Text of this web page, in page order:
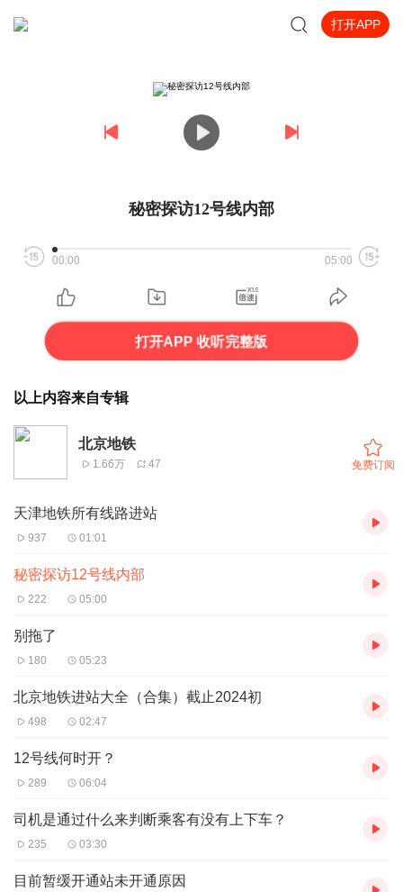
打开APP
秘密探访12号线内部
00:00 05:00
打开APP 收听完整版
以上内容来自专辑
北京地铁
1.66万 47 免费订阅
天津地铁所有线路进站
937 01:01
秘密探访12号线内部
222 05:00
别拖了
180 05:23
北京地铁进站大全（合集）截止2024初
498 02:47
12号线何时开？
289 06:04
司机是通过什么来判断乘客有没有上下车？
235 03:30
目前暂缓开通站未开通原因